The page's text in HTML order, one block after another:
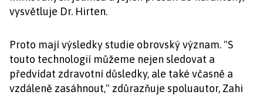
vysvětluje Dr. Hirten.
Proto mají výsledky studie obrovský význam. "S
touto technologií můžeme nejen sledovat a
předvídat zdravotní důsledky, ale také včasně a
vzdáleně zasáhnout," zdůrazňuje spoluautor, Zahi